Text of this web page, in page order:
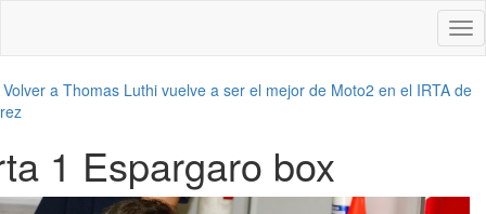
Volver a Thomas Luthi vuelve a ser el mejor de Moto2 en el IRTA de
1 Espargaro box